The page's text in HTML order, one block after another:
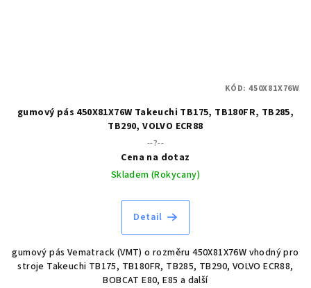
gumový pás 450X81X76W Takeuchi TB175, TB180FR, TB285,
TB290, VOLVO ECR88
--?--
Cena na dotaz
Skladem (Rokycany)
Detail
gumový pás Vematrack (VMT) o rozměru 450X81X76W vhodný pro
stroje Takeuchi TB175, TB180FR, TB285, TB290, VOLVO ECR88,
BOBCAT E80, E85 a další
KÓD: 450X81X76W